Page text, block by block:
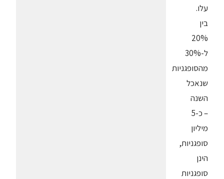
עלו.
בין
20%
ל-30%
מהסופגניות
שנאכל
השנה
– כ-5
מיליון
סופגניות,
הינן
סופגניות